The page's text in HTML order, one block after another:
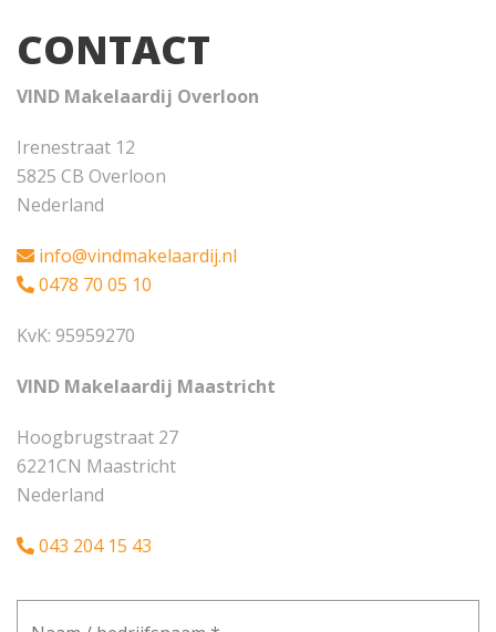
CONTACT
VIND Makelaardij Overloon
Irenestraat 12
5825 CB Overloon
Nederland
info@vindmakelaardij.nl
0478 70 05 10
KvK: 95959270
VIND Makelaardij Maastricht
Hoogbrugstraat 27
6221CN Maastricht
Nederland
043 204 15 43